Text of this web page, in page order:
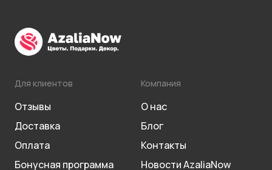
Для клиентов
Отзывы
Доставка
Оплата
Бонусная программа
Компания
О нас
Блог
Контакты
Новости AzaliaNow